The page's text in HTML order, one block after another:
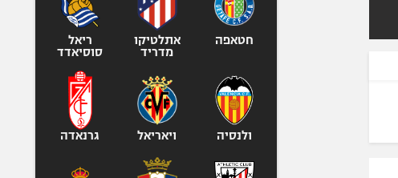
אופניים
ספורט מוטורי
כדורמים
פוטבול אמריקאי NFL
בייסבול MLB
ספורט אתגרי
אומנויות לחימה
חטאפה
אתלטיקו
מדריד
ריאל
סוסיאדד
ולנסיה ויאריאל גרנאדה